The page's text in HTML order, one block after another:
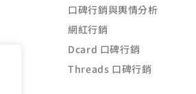
口碑行銷與輿情分析
網紅行銷
Dcard 口碑行銷
Threads 口碑行銷